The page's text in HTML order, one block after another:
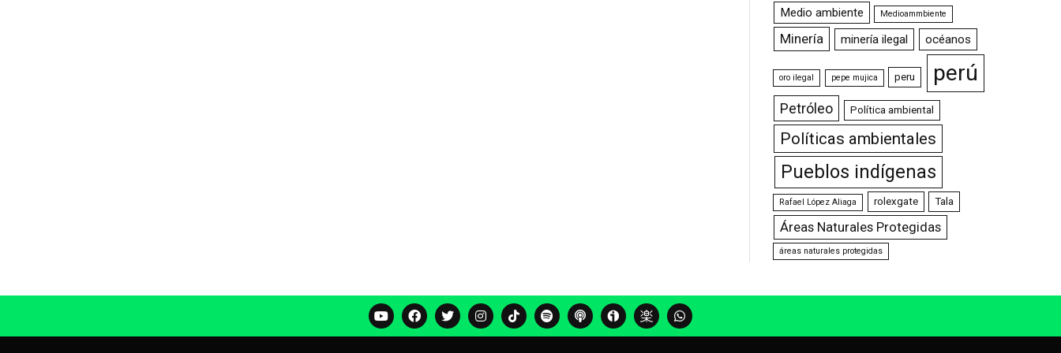
Medio ambiente Medioammbiente
Minería minería ilegal océanos
oro ilegal pepe mujica peru perú
Petróleo Política ambiental
Políticas ambientales
Pueblos indígenas
Rafael López Aliaga rolexgate Tala
Áreas Naturales Protegidas
áreas naturales protegidas